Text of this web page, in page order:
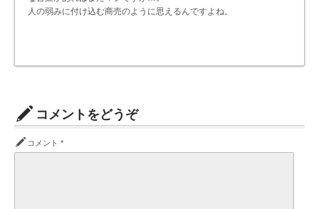
人の弱みに付け込む商売のように思えるんですよね。
コメントをどうぞ
コメント *